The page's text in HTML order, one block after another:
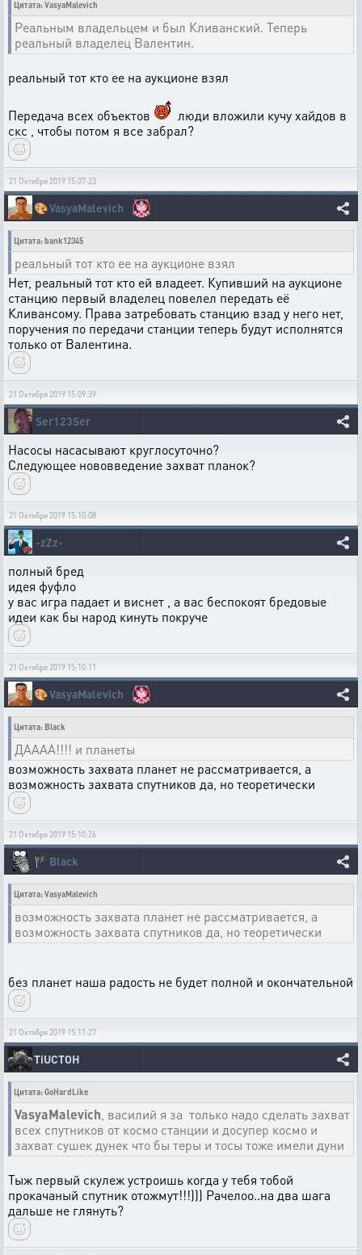
Цитата: VasyaMalevich
Реальным владельцем и был Кливанский. Теперь
реальный владелец Валентин.
реальный тот кто ее на аукционе взял
Передача всех объектов
люди вложили кучу хайдов в
скс , чтобы потом я все забрал?
21 Октября 2019 15:07:23
🎨VasyaMalevich
Цитата: bank12345
реальный тот кто ее на аукционе взял
Нет, реальный тот кто ей владеет. Купивший на аукционе
станцию первый владелец повелел передать её
Кливансому. Права затребовать станцию взад у него нет,
поручения по передачи станции теперь будут исполнятся
только от Валентина.
21 Октября 2019 15:09:39
Ser123Ser
Насосы насасывают круглосуточно?
Следующее нововведение захват планок?
21 Октября 2019 15:10:08
-zZz-
полный бред
идея фуфло
у вас игра падает и виснет , а вас беспокоят бредовые
идеи как бы народ кинуть покруче
21 Октября 2019 15:10:11
🎨VasyaMalevich
Цитата: Black
ДАААА!!!! и планеты
возможность захвата планет не рассматривается, а
возможность захвата спутников да, но теоретически
21 Октября 2019 15:10:26
🏴 Black
Цитата: VasyaMalevich
возможность захвата планет не рассматривается, а
возможность захвата спутников да, но теоретически
без планет наша радость не будет полной и окончательной
21 Октября 2019 15:11:27
TiUCTOH
Цитата: GoHardLike
VasyaMalevich, василий я за только надо сделать захват
всех спутников от космо станции и досупер космо и
захват сушек дунек что бы теры и тосы тоже имели дуни
Тыж первый скулеж устроишь когда у тебя тобой
прокачаный спутник отожмут!!!))) Рачелоо..на два шага
дальше не глянуть?